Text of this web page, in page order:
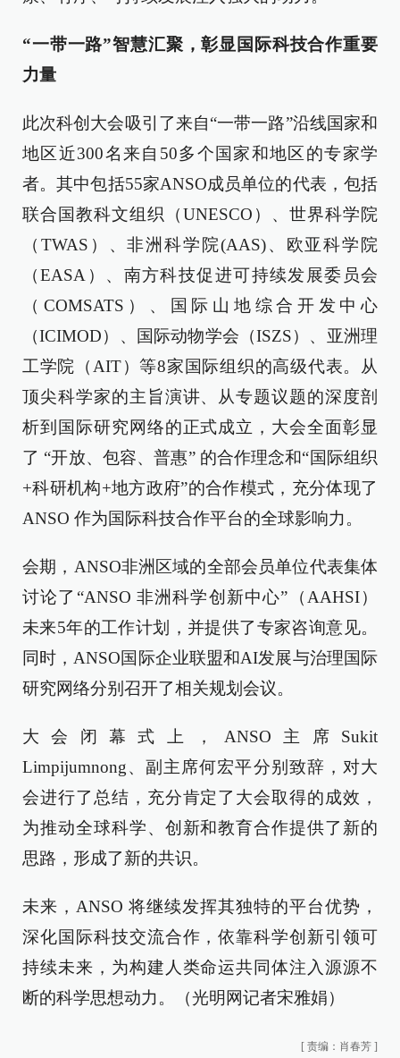
“一带一路”智慧汇聚，彰显国际科技合作重要
力量
此次科创大会吸引了来自“一带一路”沿线国家和
地区近300名来自50多个国家和地区的专家学
者。其中包括55家ANSO成员单位的代表，包括
联合国教科文组织（UNESCO）、世界科学院
（TWAS）、非洲科学院(AAS)、欧亚科学院
（EASA）、南方科技促进可持续发展委员会
（COMSATS）、国际山地综合开发中心
（ICIMOD）、国际动物学会（ISZS）、亚洲理
工学院（AIT）等8家国际组织的高级代表。从
顶尖科学家的主旨演讲、从专题议题的深度剖
析到国际研究网络的正式成立，大会全面彰显
了 “开放、包容、普惠” 的合作理念和“国际组织
+科研机构+地方政府”的合作模式，充分体现了
ANSO 作为国际科技合作平台的全球影响力。
会期，ANSO非洲区域的全部会员单位代表集体
讨论了“ANSO 非洲科学创新中心”（AAHSI）
未来5年的工作计划，并提供了专家咨询意见。
同时，ANSO国际企业联盟和AI发展与治理国际
研究网络分别召开了相关规划会议。
大会闭幕式上，ANSO主席Sukit
Limpijumnong、副主席何宏平分别致辞，对大
会进行了总结，充分肯定了大会取得的成效，
为推动全球科学、创新和教育合作提供了新的
思路，形成了新的共识。
未来，ANSO 将继续发挥其独特的平台优势，
深化国际科技交流合作，依靠科学创新引领可
持续未来，为构建人类命运共同体注入源源不
断的科学思想动力。（光明网记者宋雅娟）
[ 责编：肖春芳 ]